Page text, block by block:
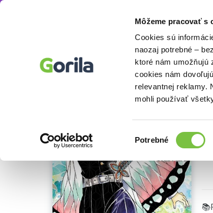
Môžeme pracovať s
Cookies sú
naozaj potrebné –
ktoré nám umožňujú
cookies nám
relevantnej reklamy.
mohli používať
súhlasu
Potrebné
Knihy pre deti a mládež Sci-fi,